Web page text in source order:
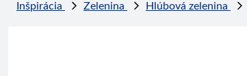
Inšpirácia Zelenina Hlúbová zelenina